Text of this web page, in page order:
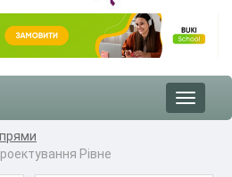
Toggle
Рівне